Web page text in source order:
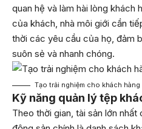
quan hệ và làm hài lòng khách
của khách, nhà môi giới cần
thời các yêu cầu của họ, đảm
suôn sẻ và nhanh chóng.
Tạo trải nghiệm cho khách hàng
Kỹ năng quản lý tệp
Theo thời gian, tài sản lớn